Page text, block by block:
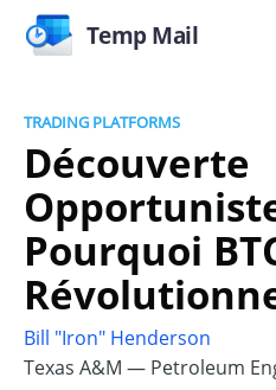
Temp Mail
TRADING PLATFORMS
Découverte
Pourquoi
Bill "Iron" Henderson
Texas A&M — Petroleum